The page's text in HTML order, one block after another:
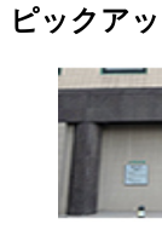
ピックア